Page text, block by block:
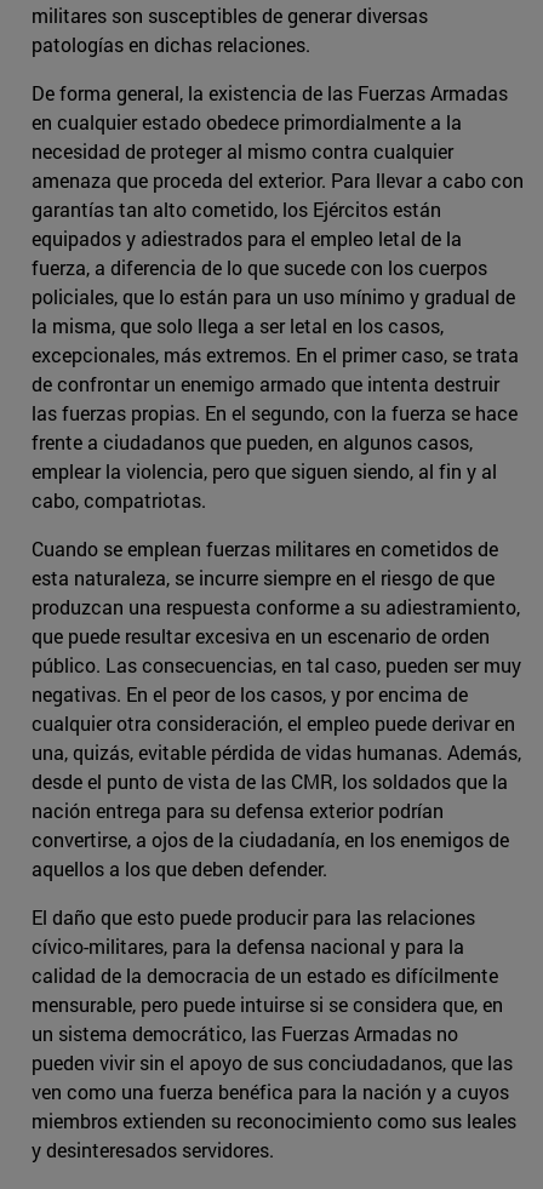
militares son susceptibles de generar diversas
patologías en dichas relaciones.
De forma general, la existencia de las Fuerzas Armadas
en cualquier estado obedece primordialmente a la
necesidad de proteger al mismo contra cualquier
amenaza que proceda del exterior. Para llevar a cabo con
garantías tan alto cometido, los Ejércitos están
equipados y adiestrados para el empleo letal de la
fuerza, a diferencia de lo que sucede con los cuerpos
policiales, que lo están para un uso mínimo y gradual de
la misma, que solo llega a ser letal en los casos,
excepcionales, más extremos. En el primer caso, se trata
de confrontar un enemigo armado que intenta destruir
las fuerzas propias. En el segundo, con la fuerza se hace
frente a ciudadanos que pueden, en algunos casos,
emplear la violencia, pero que siguen siendo, al fin y al
cabo, compatriotas.
Cuando se emplean fuerzas militares en cometidos de
esta naturaleza, se incurre siempre en el riesgo de que
produzcan una respuesta conforme a su adiestramiento,
que puede resultar excesiva en un escenario de orden
público. Las consecuencias, en tal caso, pueden ser muy
negativas. En el peor de los casos, y por encima de
cualquier otra consideración, el empleo puede derivar en
una, quizás, evitable pérdida de vidas humanas. Además,
desde el punto de vista de las CMR, los soldados que la
nación entrega para su defensa exterior podrían
convertirse, a ojos de la ciudadanía, en los enemigos de
aquellos a los que deben defender.
El daño que esto puede producir para las relaciones
cívico-militares, para la defensa nacional y para la
calidad de la democracia de un estado es difícilmente
mensurable, pero puede intuirse si se considera que, en
un sistema democrático, las Fuerzas Armadas no
pueden vivir sin el apoyo de sus conciudadanos, que las
ven como una fuerza benéfica para la nación y a cuyos
miembros extienden su reconocimiento como sus leales
y desinteresados servidores.